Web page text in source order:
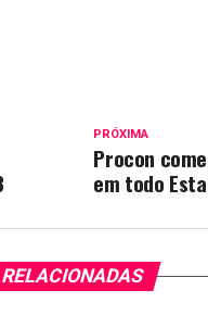
PRÓXIMA
Procon
em todo
RELACIONADAS